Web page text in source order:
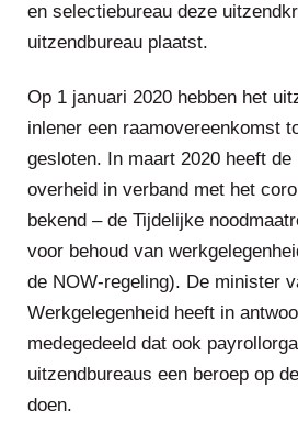
en selectiebureau deze
uitzendbureau plaatst.
Op 1 januari 2020 hebben het
inlener een raamovereenkomst
gesloten. In maart 2020 heeft de
overheid in verband met het
bekend – de Tijdelijke
voor behoud van
de NOW-regeling). De minister
Werkgelegenheid heeft in
medegedeeld dat ook
uitzendbureaus een beroep op
doen.